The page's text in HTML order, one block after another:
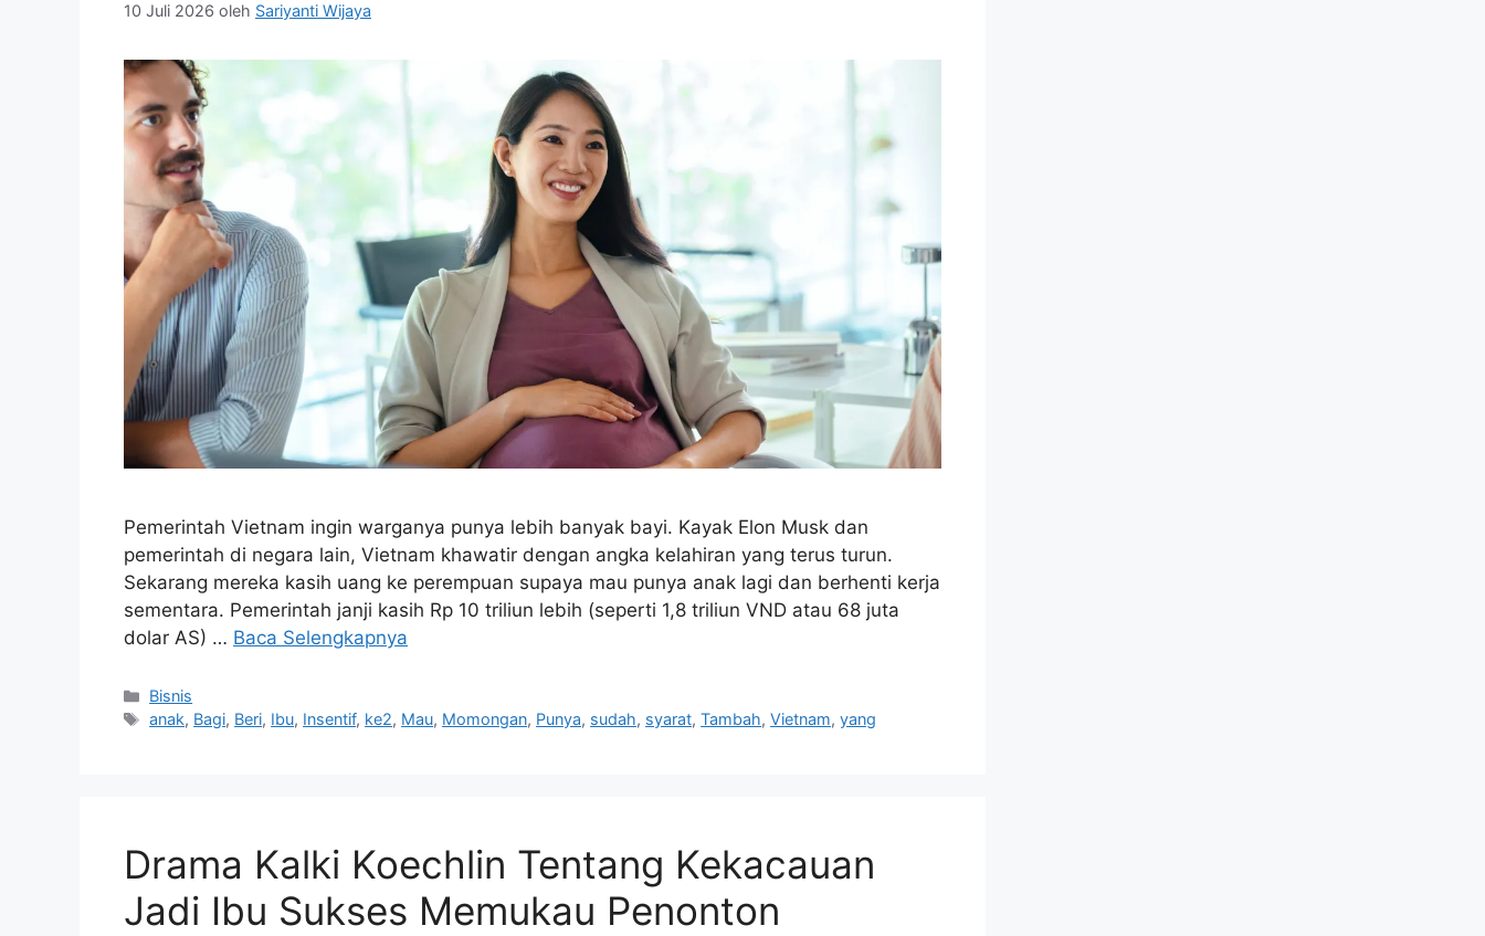
10 Juli 2026 oleh Sariyanti Wijaya
Pemerintah Vietnam ingin warganya punya lebih banyak bayi. Kayak Elon Musk dan
pemerintah di negara lain, Vietnam khawatir dengan angka kelahiran yang terus turun.
Sekarang mereka kasih uang ke perempuan supaya mau punya anak lagi dan berhenti kerja
sementara. Pemerintah janji kasih Rp 10 triliun lebih (seperti 1,8 triliun VND atau 68 juta
dolar AS) … Baca Selengkapnya
Kategori
Bisnis
Tag
anak, Bagi, Beri, Ibu, Insentif, ke2, Mau, Momongan, Punya, sudah, syarat,Tambah,Vietnam,yang
Drama Kalki Koechlin Tentang Kekacauan
Jadi Ibu Sukses Memukau Penonton